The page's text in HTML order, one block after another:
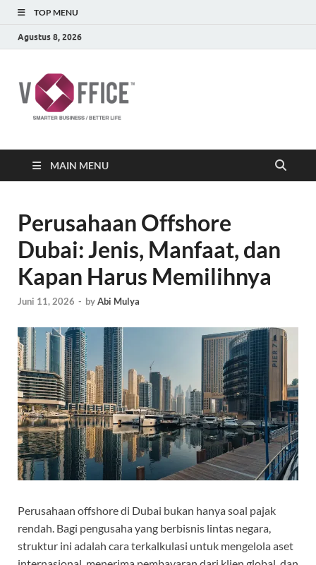
TOP MENU
Agustus 8, 2026
MAIN MENU
Perusahaan Offshore
Dubai: Jenis, Manfaat, dan
Kapan Harus Memilihnya
Juni 11, 2026 - byAbi Mulya
Perusahaan offshore di Dubai bukan hanya soal pajak
rendah. Bagi pengusaha yang berbisnis lintas negara,
struktur ini adalah cara terkalkulasi untuk mengelola aset